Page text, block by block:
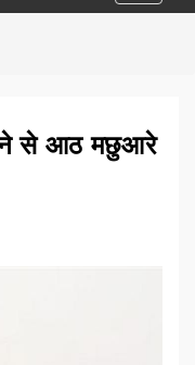
से आठ मछुआरे